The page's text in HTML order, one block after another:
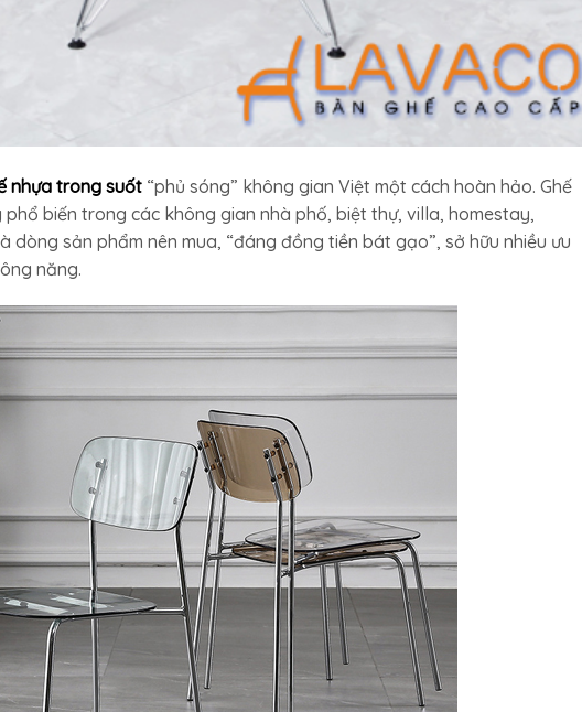
nhựa trong suốt “phủ sóng” không gian Việt một cách hoàn hảo. Ghế
biến trong các không gian nhà phố, biệt thự, villa, homestay,
dòng sản phẩm nên mua, “đáng đồng tiền bát gạo”, sở hữu nhiều ưu
năng.